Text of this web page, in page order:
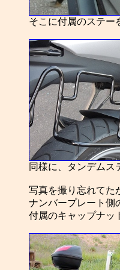
そこに付属のステー
同様に、タンデムス
写真を撮り忘れてた
ナンバープレート側
付属のキャップナッ